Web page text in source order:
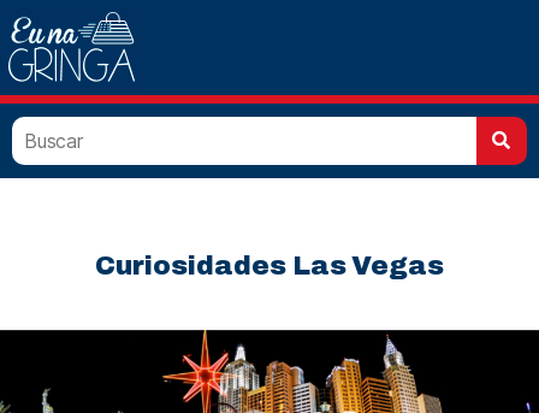
Curiosidades Las Vegas